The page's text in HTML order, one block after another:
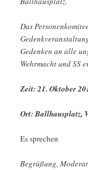
Das
Gedenken an alle
Wehrmacht und SS
Zeit: 21. Oktober
Ort: Ballhausplatz,
Es sprechen
Begrüßung,